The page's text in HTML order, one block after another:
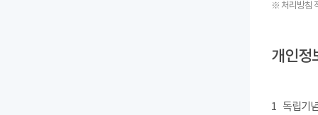
※ 처리방침
개인정
1 독립기